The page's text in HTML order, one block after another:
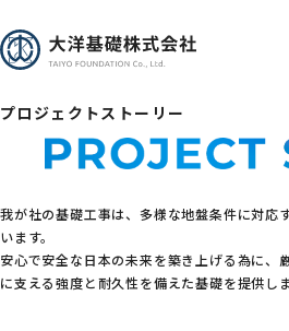
プロジェクトストーリー
我が社の基礎工事は、多様な地盤条件に対応
います。
安心で安全な日本の未来を築き上げる為に、
に支える強度と耐久性を備えた基礎を提供しま